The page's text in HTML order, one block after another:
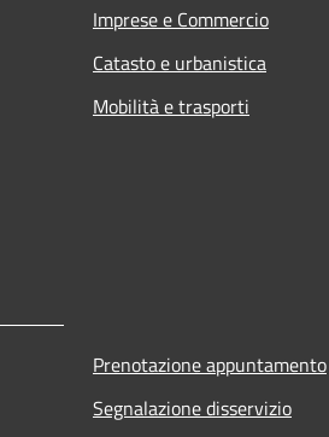
Imprese e Commercio
Catasto e urbanistica
Mobilità e trasporti
Prenotazione appuntamento
Segnalazione disservizio